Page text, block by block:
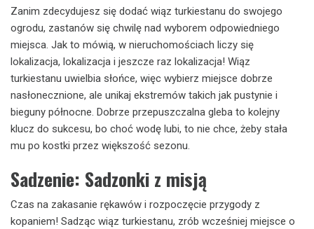
Zanim zdecydujesz się dodać wiąz turkiestanu do swojego
ogrodu, zastanów się chwilę nad wyborem odpowiedniego
miejsca. Jak to mówią, w nieruchomościach liczy się
lokalizacja, lokalizacja i jeszcze raz lokalizacja! Wiąz
turkiestanu uwielbia słońce, więc wybierz miejsce dobrze
nasłonecznione, ale unikaj ekstremów takich jak pustynie i
bieguny północne. Dobrze przepuszczalna gleba to kolejny
klucz do sukcesu, bo choć wodę lubi, to nie chce, żeby stała
mu po kostki przez większość sezonu.
Sadzenie: Sadzonki z misją
Czas na zakasanie rękawów i rozpoczęcie przygody z
kopaniem! Sadząc wiąz turkiestanu, zrób wcześniej miejsce o